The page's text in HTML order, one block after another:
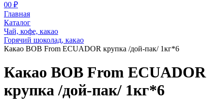
00 ₽
Главная
Каталог
Чай, кофе, какао
Горячий шоколад, какао
Какао BOB From ECUADOR крупка /дой-пак/ 1кг*6
Какао BOB From ECUADOR
крупка /дой-пак/ 1кг*6